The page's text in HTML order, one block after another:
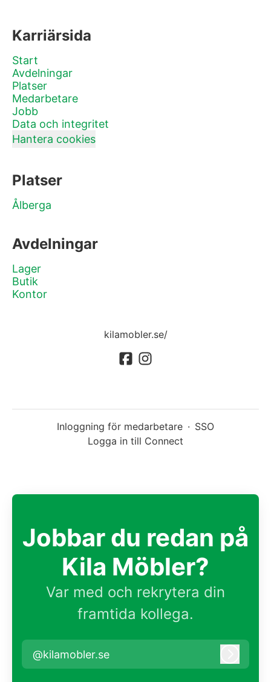
Karriärsida
Start
Avdelningar
Platser
Medarbetare
Jobb
Data och integritet
Hantera cookies
Platser
Ålberga
Avdelningar
Lager
Butik
Kontor
kilamobler.se/
Inloggning för medarbetare · SSO
Logga in till Connect
Jobbar du redan på
Kila Möbler?
Var med och rekrytera din
framtida kollega.
@kilamobler.se